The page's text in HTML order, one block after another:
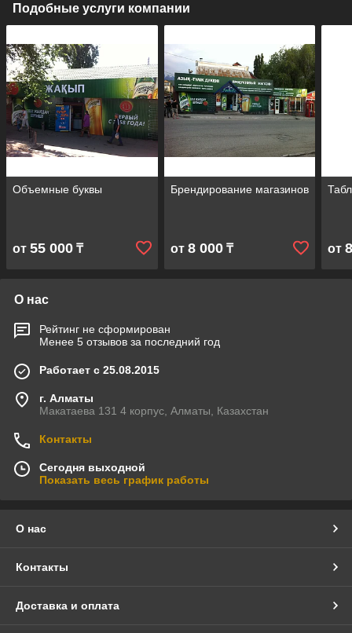
Подобные услуги компании
Объемные буквы
от 55 000 ₸
Брендирование магазинов
от 8 000₸ от
О нас
Рейтинг не сформирован
Менее 5 отзывов за последний год
Работает с 25.08.2015
г. Алматы
Макатаева 131 4 корпус, Алматы, Казахстан
Контакты
Сегодня выходной
Показать весь график работы
О нас
Контакты
Доставка и оплата